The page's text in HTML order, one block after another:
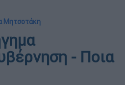
Μητσοτάκη
- Ποια